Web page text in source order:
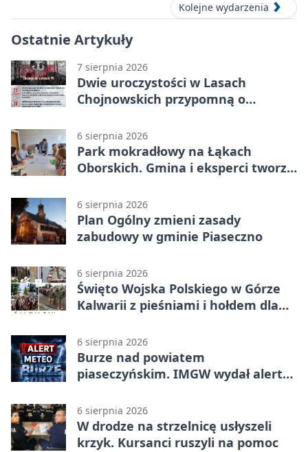
Kolejne wydarzenia
Ostatnie Artykuły
7 sierpnia 2026
Dwie uroczystości w Lasach
Chojnowskich przypomną o
6 sierpnia 2026
Park mokradłowy na Łąkach
Oborskich. Gmina i eksperci tworzą
6 sierpnia 2026
Plan Ogólny zmieni zasady
zabudowy w gminie Piaseczno
6 sierpnia 2026
Święto Wojska Polskiego w Górze
Kalwarii z pieśniami i hołdem dla
6 sierpnia 2026
Burze nad powiatem
piaseczyńskim. IMGW wydał alert
6 sierpnia 2026
W drodze na strzelnicę usłyszeli
krzyk. Kursanci ruszyli na pomoc